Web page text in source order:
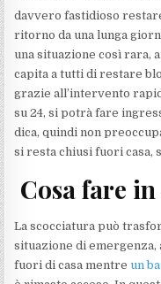
davvero fastidioso
ritorno da una lunga
una situazione così rara,
capita a tutti di restare
grazie all’intervento
su 24, si potrà fare
dica, quindi non
si resta chiusi fuori casa,
Cosa fare
La scocciatura può
situazione di
fuori di casa mentre un